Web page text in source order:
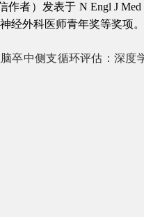
作者）发表于 N Engl J Med
经外科医师青年奖等奖项。
卒中侧支循环评估：深度